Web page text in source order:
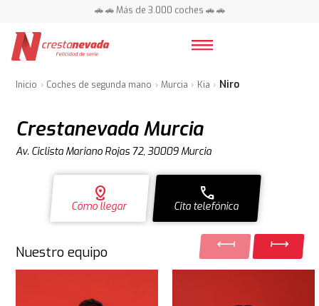
🚗 🚗 Más de 3.000 coches 🚗 🚗
Inicio Coches de segunda mano Murcia Kia Niro
Crestanevada Murcia
Av. Ciclista Mariano Rojas 72, 30009 Murcia
distance
Cómo llegar
call
Cita telefónica
Nuestro equipo